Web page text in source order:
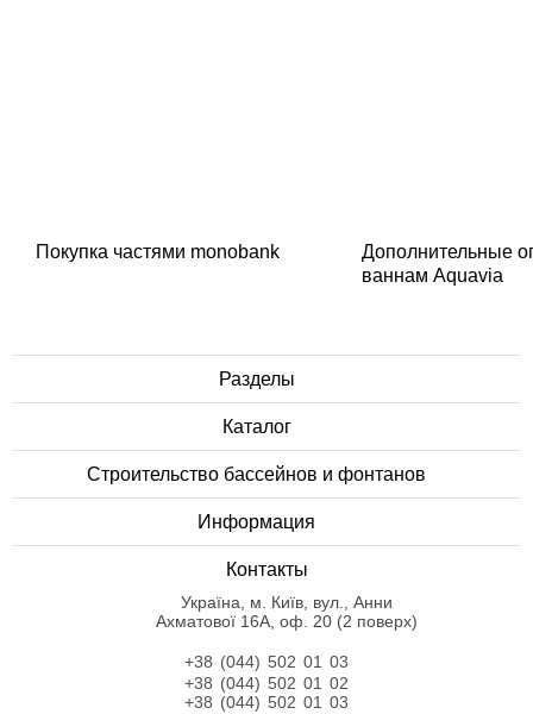
Покупка частями monobank
Дополнительные
ваннам Aquavia
Разделы
Каталог
Строительство бассейнов и фонтанов
Информация
Контакты
Українa, м. Київ, вул., Анни
Ахматової 16А, оф. 20 (2 поверх)
+38 (044) 502 01 03
+38 (044) 502 01 02
+38 (044) 502 01 03